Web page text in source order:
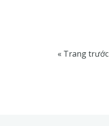
« Chuyển
Trang trước